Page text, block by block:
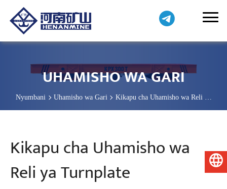
UHAMISHO WA GARI
Nyumbani Uhamisho wa Gari
Kikapu cha Uhamisho wa Reli ya
Kikapu cha Uhamisho wa
Reli ya Turnplate
Kiswahili